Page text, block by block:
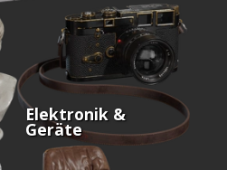
Elektronik &
Geräte